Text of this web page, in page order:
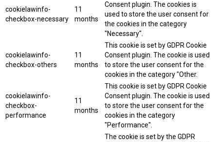
cookielawinfo-
checkbox-necessary
11
months
Consent plugin. The cookies is
used to store the user consent for
the cookies in the category
"Necessary".
cookielawinfo-
checkbox-others
11
months
This cookie is set by GDPR Cookie
Consent plugin. The cookie is used
to store the user consent for the
cookies in the category "Other.
cookielawinfo-
checkbox-
performance
11
months
This cookie is set by GDPR Cookie
Consent plugin. The cookie is used
to store the user consent for the
cookies in the category
"Performance".
The cookie is set by the GDPR